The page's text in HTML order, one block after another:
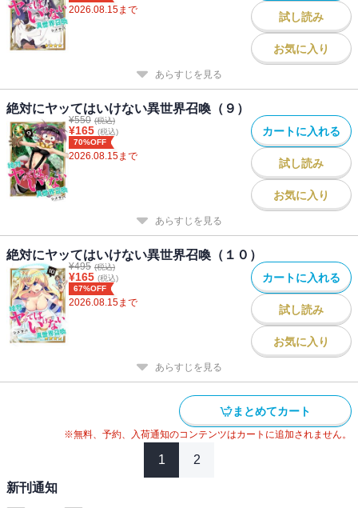
2026.08.15まで
試し読み
お気に入り
あらすじを見る
絶対にヤッてはいけない異世界召喚（９）
¥550 (税込)
¥165 (税込)
70%OFF
2026.08.15まで
カートに入れる
試し読み
お気に入り
あらすじを見る
絶対にヤッてはいけない異世界召喚（１０）
¥495 (税込)
¥165 (税込)
67%OFF
2026.08.15まで
カートに入れる
試し読み
お気に入り
あらすじを見る
まとめてカート
※無料、予約、入荷通知のコンテンツはカートに追加されません。
1 2
新刊通知